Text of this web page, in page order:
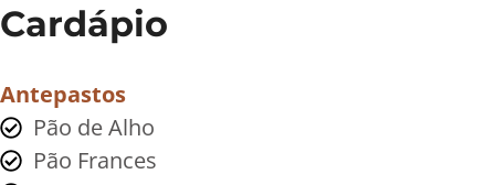
Cardápio
Antepastos
Pão de Alho
Pão Frances